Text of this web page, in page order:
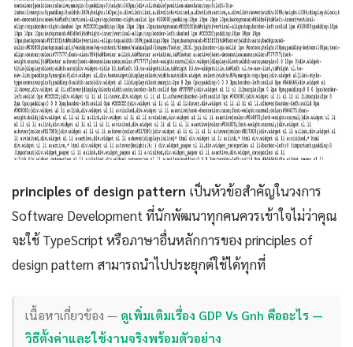
principles of design pattern เป็นหัวข้อสำคัญในวงการ
Software Development ที่นักพัฒนาทุกคนควรเข้าใจไม่ว่าคุณ
จะใช้ TypeScript หรือภาษาอื่นหลักการของ principles of
design pattern สามารถนำไปประยุกต์ใช้ได้ทุกที่
เนื้อหาเกี่ยวข้อง — ดูเพิ่มเติมเรื่อง GDP Vs Gnh คืออะไร —
วิธีตั้งค่าและใช้งานจริงพร้อมตัวอย่าง